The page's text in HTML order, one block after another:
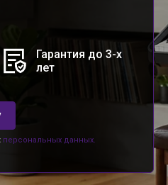
Гарантия до 3-х
лет
персональных данных.